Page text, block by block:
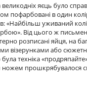
великодніх яєць було
пофарбовані в один
«Найбільш уживаний
Від цього ж
розписані яйця, на
візерунками або
техніка
ножем прошкрябувалося